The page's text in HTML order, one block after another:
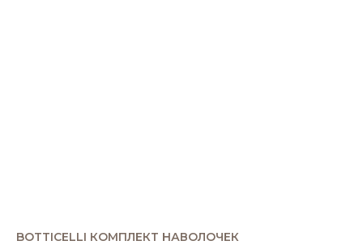
BOTTICELLI КОМПЛЕКТ НАВОЛОЧЕК